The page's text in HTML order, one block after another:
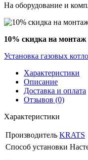
На оборудование и
10% скидка на монтаж
Установка газовых
Характеристики
Описание
Доставка и оплата
Отзывов (0)
Характеристики
Производитель KRATS
Способ установки